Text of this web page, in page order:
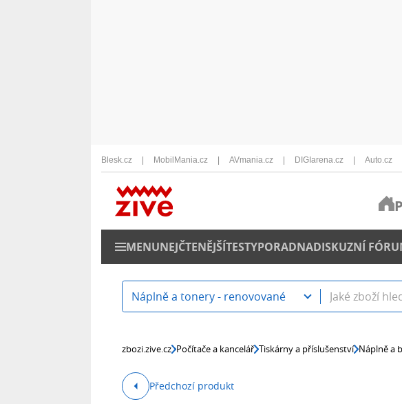
Blesk.cz MobilMania.cz AVmania.cz DIGIarena.cz Auto.cz
MENUNEJČTENĚJŠÍTESTYPORADNADISKUZNÍ
Náplně a tonery - renovované
zbozi.zive.cz Počítače a kancelář Tiskárny a příslušenství Náplně a
Předchozí produkt